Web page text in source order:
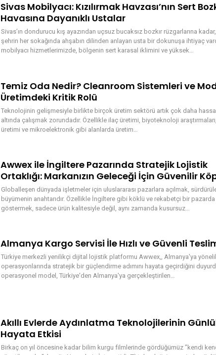
Sivas Mobilyacı: Kızılırmak Havzası’nın Sert
Havasına Dayanıklı Ustalar
Sivas’ın dondurucu kış ayazından uçsuz bucaksız bozkır rüzgarlarına
şehrin her sokağında ahşabın dilinden anlayan usta bir dokunuşa ihtiyaç
mobilyacı hizmetlerimizde, bölgenin sert karasal iklimini ve yüksek…
Temiz Oda Nedir? Cleanroom Sistemleri ve
Üretimdeki Kritik Rolü
Teknolojinin gelişmesiyle birlikte birçok üretim sektörü artık çok daha
altında çalışmak zorundadır. Özellikle ilaç üretimi, biyoteknoloji
üretimi ve mikroelektronik gibi alanlarda üretim
Awwex ile İngiltere Pazarında Stratejik Lojistik
Ortaklığı: Markanızın Geleceği İçin Güvenilir
Globalleşen dünyada işletmeler için uluslararası pazarlara açılmak,
büyümenin anahtarıdır. Özellikle İngiltere gibi köklü ve rekabetçi bir pazarda
göstermek, sadece ürün kalitesiyle değil, aynı zamanda kusursuz
Almanya Kargo Servisi İle Hızlı ve Güvenli
Türkiye merkezli yenilikçi dijital lojistik platformu Awwex,, Almanya'ya
operasyonlarında stratejik bir güçlendirme adımını hayata geçirdiğini
operasyonel model, Türkiye'den Almanya'ya gerçekleştirilen…
Akıllı Evlerde Aydınlatma Teknolojilerinin
Hayata Etkisi
Birkaç on yıl öncesine kadar bilim kurgu filmlerinde gördüğümüz "kendi